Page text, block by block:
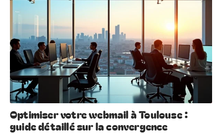
Optimiser votre webmail à Toulouse :
guide détaillé sur la convergence